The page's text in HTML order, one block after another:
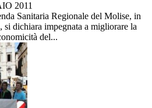
2011
Sanitaria Regionale del Molise, in
si dichiara impegnata a migliorare la
del...